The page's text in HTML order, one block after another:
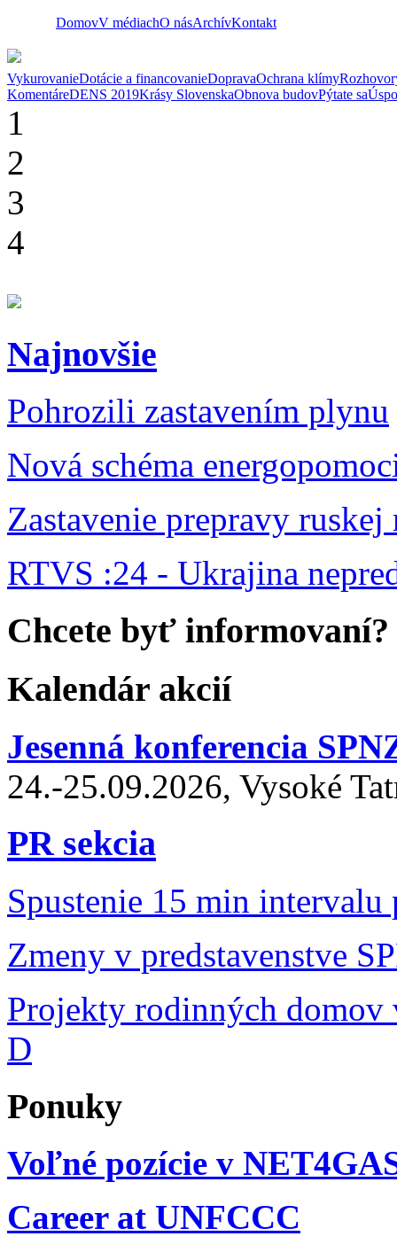
DomovV médiachO násArchívKontakt
VykurovanieDotácie a financovanieDopravaOchrana klímy
KomentáreDENS 2019Krásy SlovenskaObnova budovPýtate sa
1
2
3
4
Najnovšie
Pohrozili zastavením plynu
Nová schéma
Zastavenie prepravy
RTVS :24 - Ukrajina
Chcete byť informovaní?
Kalendár akcií
Jesenná konferencia
24.-25.09.2026, Vysoké
PR sekcia
Spustenie 15 min intervalu
Zmeny v predstavenstve
Projekty rodinných domov
D
Ponuky
Voľné pozície v
Career at UNFCCC